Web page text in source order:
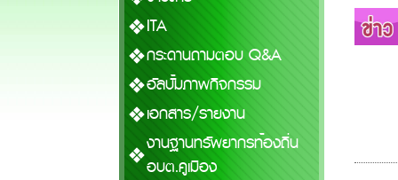
ITA
กระดานถามตอบ Q&A
อัลบั้มภาพกิจกรรม
เอกสาร/รายงาน
งานฐานทรัพยากรท้องถิ่น
อบต.คูเมือง